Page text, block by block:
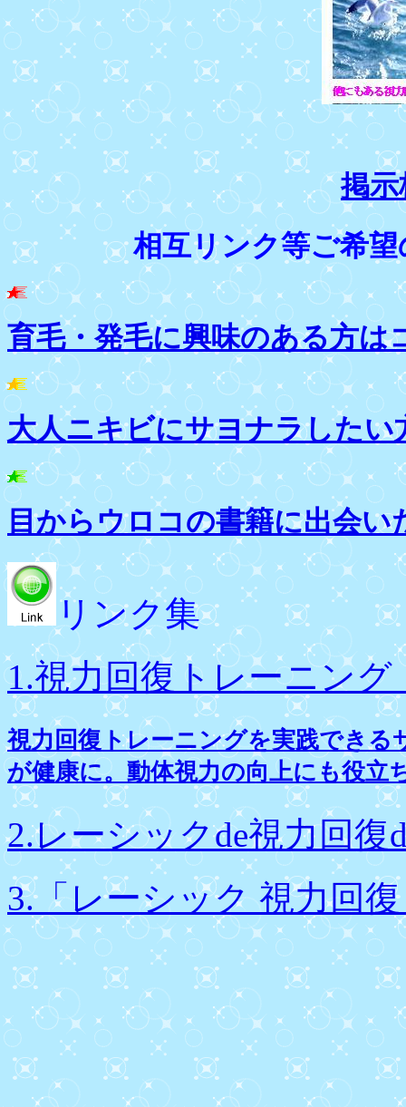
掲
相互リンク等ご希
育毛・発毛に興味のある方は
大人ニキビにサヨナラした
目からウロコの書籍に出会
リンク集
1.視力回復トレーニン
視力回復トレーニングを実践できる
が健康に。動体視力の向上にも役立
2.レーシックde視力回復
3.「レーシック 視力回